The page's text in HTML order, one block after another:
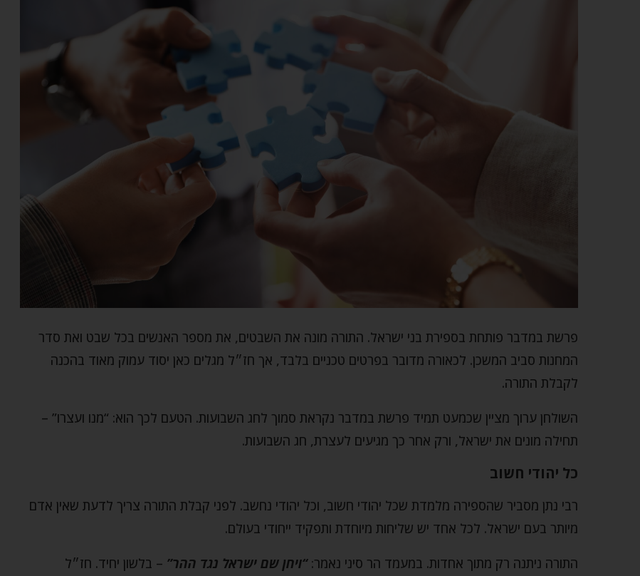
פרשת במדבר פותחת בספירת בני ישראל. התורה מונה את השבטים, את מספר האנשים בכל שבט ואת סדר
המחנות סביב המשכן. לכאורה מדובר בפרטים טכניים בלבד, אך חז״ל מגלים כאן יסוד עמוק מאוד בהכנה
לקבלת התורה.
השולחן ערוך מציין שכמעט תמיד פרשת במדבר נקראת סמוך לחג השבועות. הטעם לכך הוא: “מנו ועצרו” –
תחילה מונים את ישראל, ורק אחר כך מגיעים לעצרת, חג השבועות.
כל יהודי חשוב
רבי נתן מסביר שהספירה מלמדת שכל יהודי חשוב, וכל יהודי נחשב. לפני קבלת התורה צריך לדעת שאין אדם
מיותר בעם ישראל. לכל אחד יש שליחות מיוחדת ותפקיד ייחודי בעולם.
התורה ניתנה רק מתוך אחדות. במעמד הר סיני נאמר:“ויחן שם ישראל נגד ההר” – בלשון יחיד. חז״ל